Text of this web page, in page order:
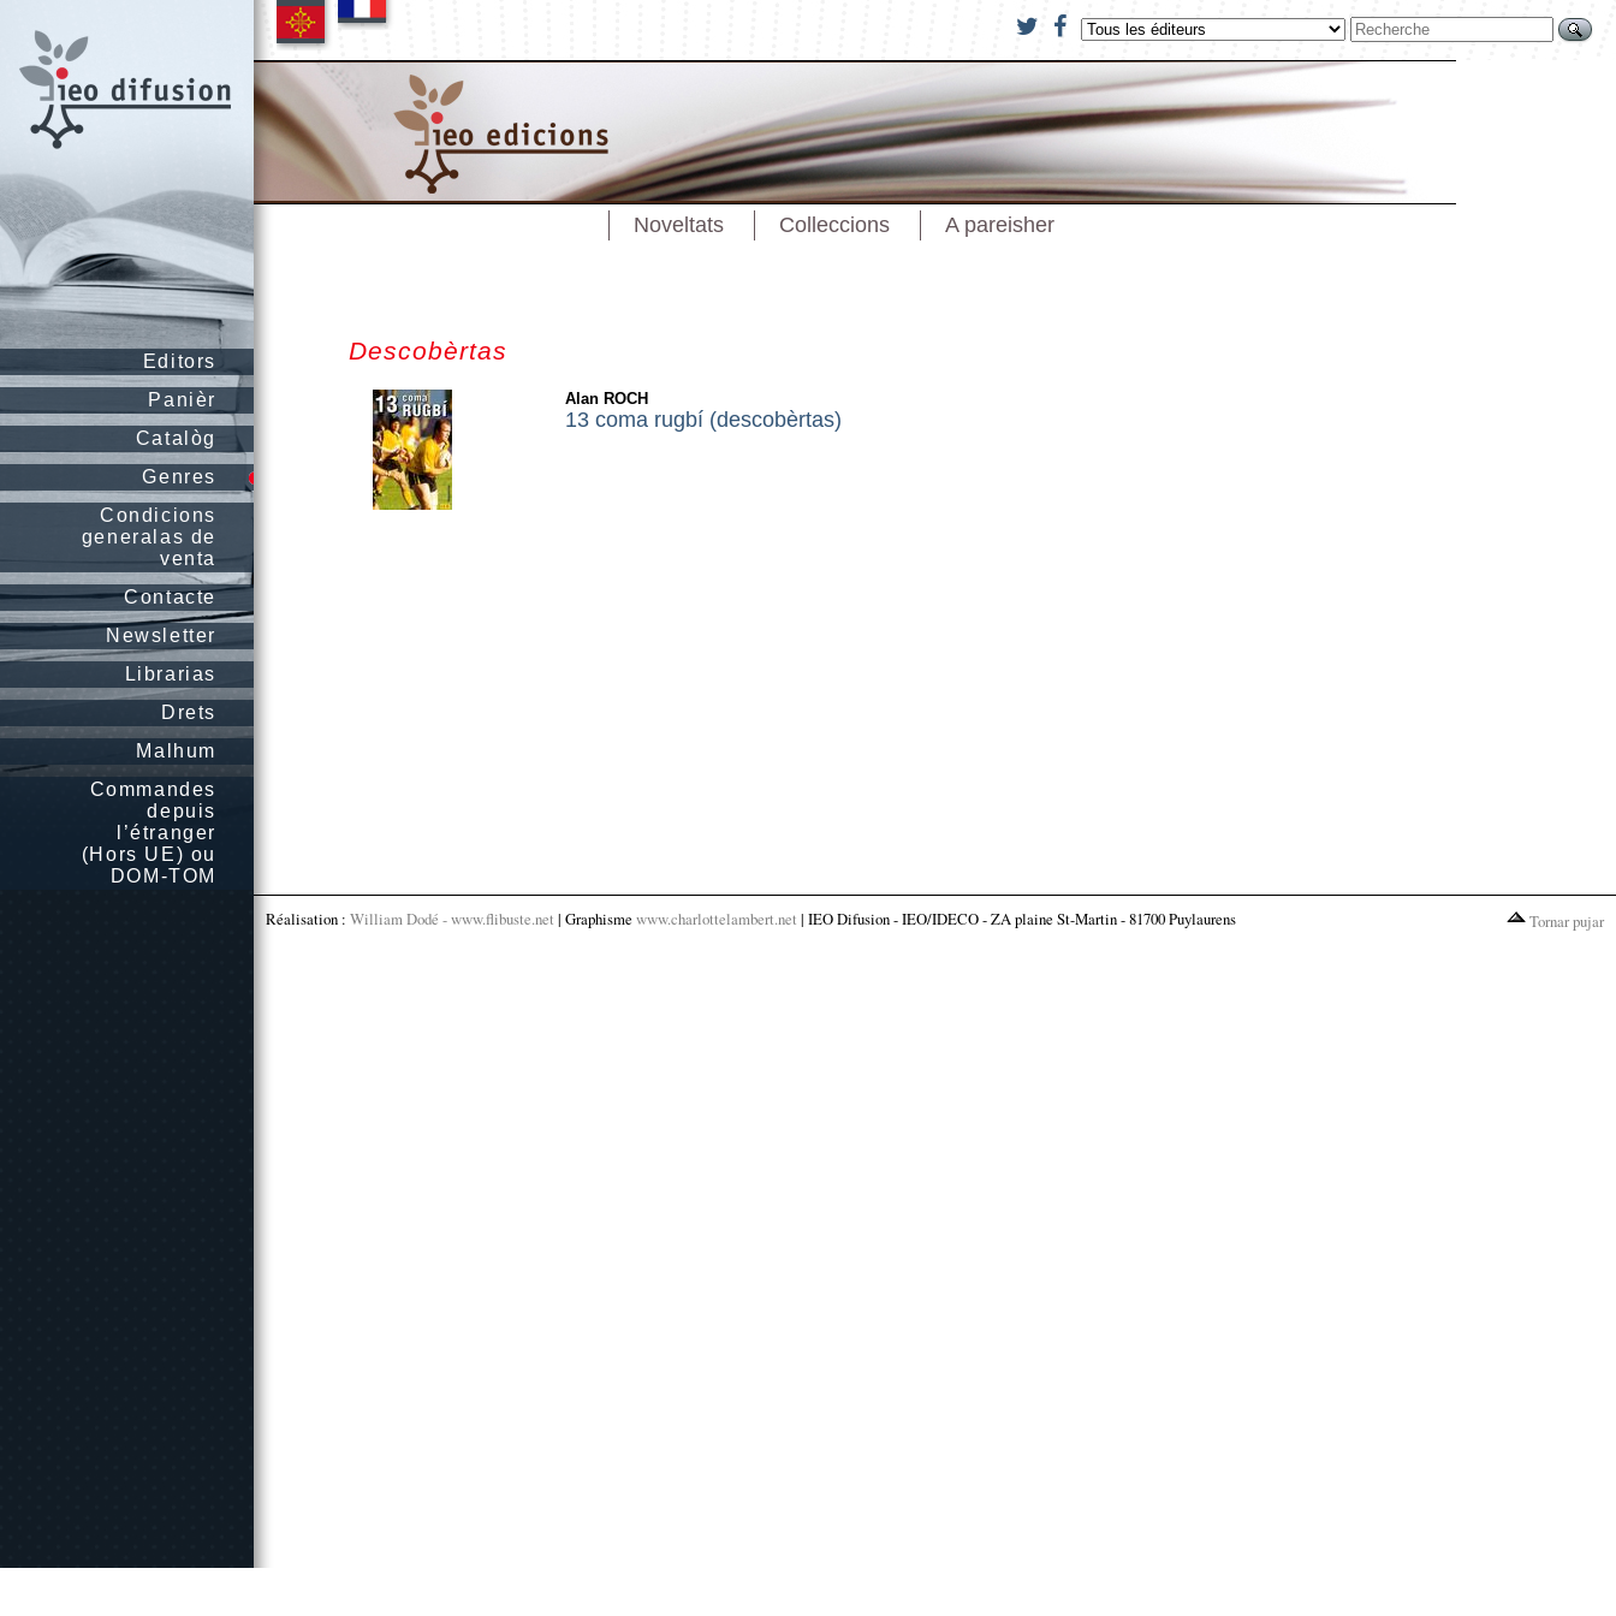
Editors
Panièr
Catalòg
Genres
Condicions
generalas de
venta
Contacte
Newsletter
Librarias
Drets
Malhum
Commandes
depuis
l’étranger
(Hors UE) ou
DOM-TOM
Noveltats Colleccions A pareisher
Descobèrtas
Alan ROCH
13 coma rugbí (descobèrtas)
Réalisation : William Dodé - www.flibuste.net | Graphisme www.charlottelambert.net | IEO Difusion - IEO/IDECO - ZA plaine St-Martin - 81700 Puylaurens Tornar pujar